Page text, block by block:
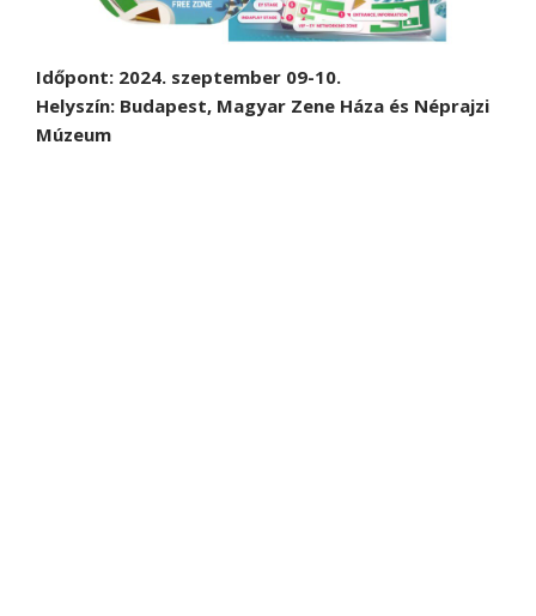
Időpont: 2024. szeptember 09-10.
Helyszín: Budapest, Magyar Zene Háza és Néprajzi
Múzeum